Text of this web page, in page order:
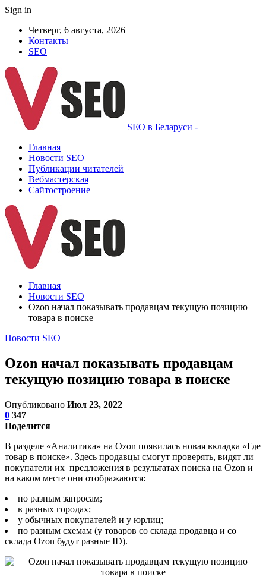
Sign in
Четверг, 6 августа, 2026
Контакты
SEO
SEO в Беларуси -
Главная
Новости SEO
Публикации читателей
Вебмастерская
Сайтостроение
Главная
Новости SEO
Ozon начал показывать продавцам текущую позицию
товара в поиске
Новости SEO
Ozon начал показывать продавцам
текущую позицию товара в поиске
Опубликовано Июл 23, 2022
0 347
Поделится
В разделе «Аналитика» на Ozon появилась новая вкладка «Где
товар в поиске». Здесь продавцы смогут проверять, видят ли
покупатели их предложения в результатах поиска на Ozon и
на каком месте они отображаются:
по разным запросам;
в разных городах;
у обычных покупателей и у юрлиц;
по разным схемам (у товаров со склада продавца и со
склада Ozon будут разные ID).